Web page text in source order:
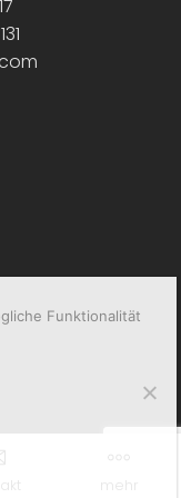
vorbehalten.
mehr
Funktionalität